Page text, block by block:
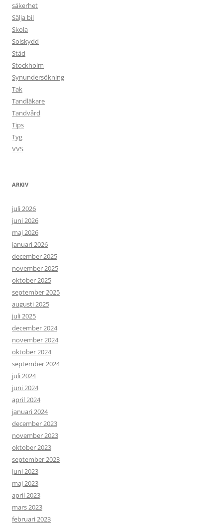
säkerhet
Sälja bil
Skola
Solskydd
Städ
Stockholm
Synundersökning
Tak
Tandläkare
Tandvård
Tips
Tyg
VVS
ARKIV
juli 2026
juni 2026
maj 2026
januari 2026
december 2025
november 2025
oktober 2025
september 2025
augusti 2025
juli 2025
december 2024
november 2024
oktober 2024
september 2024
juli 2024
juni 2024
april 2024
januari 2024
december 2023
november 2023
oktober 2023
september 2023
juni 2023
maj 2023
april 2023
mars 2023
februari 2023